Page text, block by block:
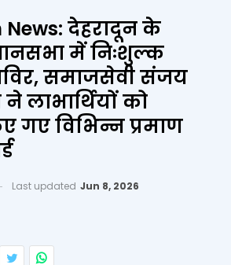
News: देहरादून के
में निःशुल्क
समाजसेवी संजय
लाभार्थियों को
गए विभिन्न प्रमाण
Last updated Jun 8, 2026